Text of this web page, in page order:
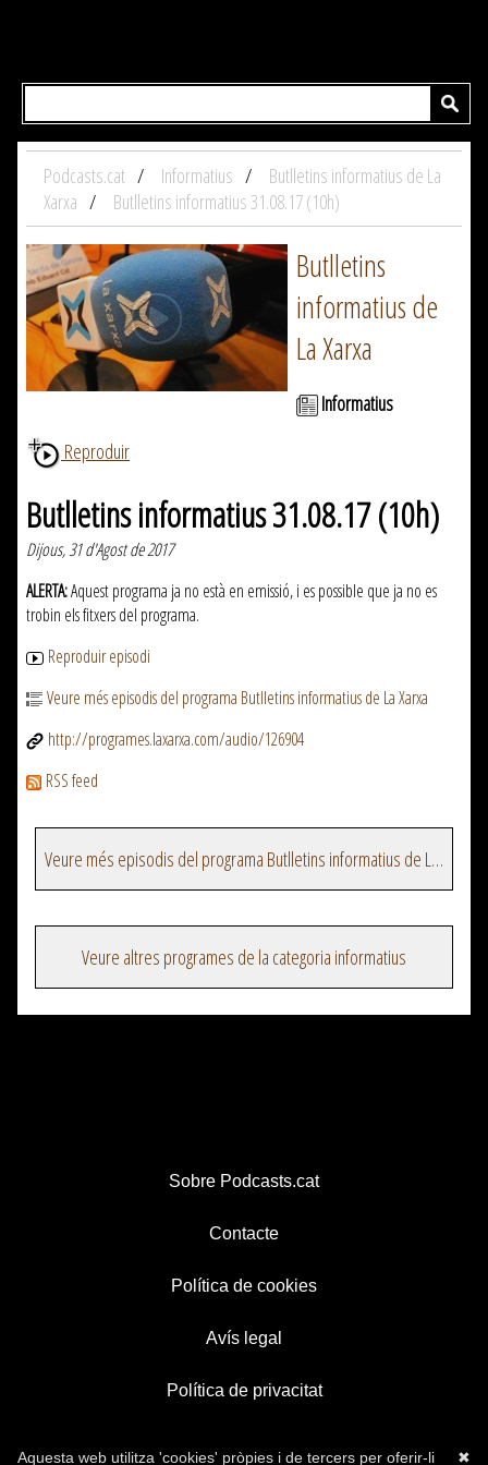
Podcasts.cat Informatius
Butlletins informatius de La
Xarxa
Butlletins informatius 31.08.17 (10h)
Butlletins
informatius de
La Xarxa
Informatius
Reproduir
Butlletins informatius 31.08.17 (10h)
Dijous, 31 d'Agost de 2017
ALERTA:Aquest programa ja no està en emissió, i es possible que ja no es
trobin els fitxers del programa.
Reproduir episodi
Veure més episodis del programa Butlletins informatius de La Xarxa
http://programes.laxarxa.com/audio/126904
RSS feed
Veure més episodis del programa Butlletins informatius de La Xarxa
Veure altres programes de la categoria informatius
Sobre Podcasts.cat
Contacte
Política de cookies
Avís legal
Política de privacitat
✖
Aquesta web utilitza 'cookies' pròpies i de tercers per oferir-li